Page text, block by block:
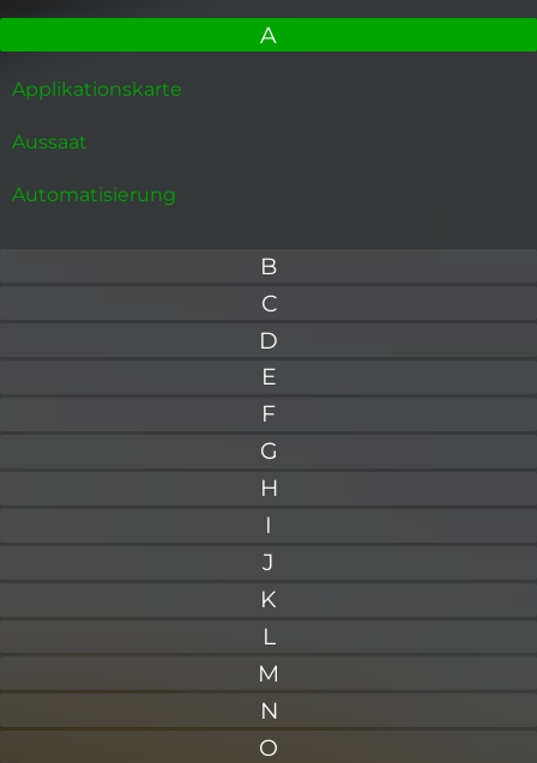
A
B
C
D
E
F
G
H
I
J
K
L
M
N
O
Applikationskarte
Aussaat
Automatisierung